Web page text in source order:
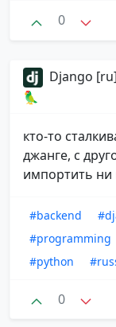
0
Django [ru]
🦜
кто-то
джанге, с
импортить ни
#backend
#programming
#python
0